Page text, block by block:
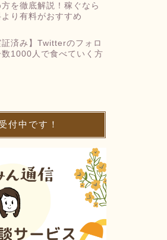
を徹底解説！稼ぐなら
り有料がおすすめ
証済み】Twitterのフォロ
数1000人で食べていく方
付中です！